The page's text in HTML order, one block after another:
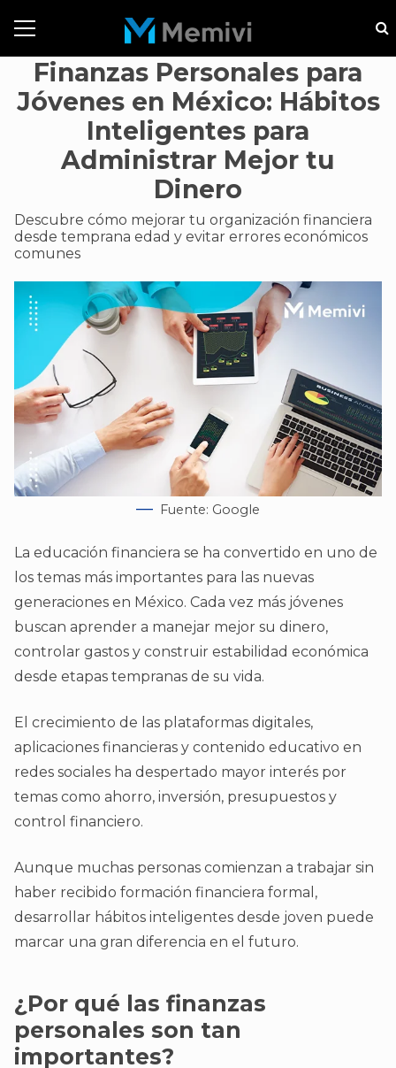
Finanzas Personales para
Jóvenes en México: Hábitos
Inteligentes para
Administrar Mejor tu
Dinero
Descubre cómo mejorar tu organización financiera
desde temprana edad y evitar errores económicos
comunes
Fuente: Google
La educación financiera se ha convertido en uno de
los temas más importantes para las nuevas
generaciones en México. Cada vez más jóvenes
buscan aprender a manejar mejor su dinero,
controlar gastos y construir estabilidad económica
desde etapas tempranas de su vida.
El crecimiento de las plataformas digitales,
aplicaciones financieras y contenido educativo en
redes sociales ha despertado mayor interés por
temas como ahorro, inversión, presupuestos y
control financiero.
Aunque muchas personas comienzan a trabajar sin
haber recibido formación financiera formal,
desarrollar hábitos inteligentes desde joven puede
marcar una gran diferencia en el futuro.
¿Por qué las finanzas
personales son tan
importantes?